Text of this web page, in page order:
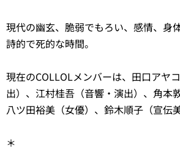
現代の幽玄、脆弱でもろい、感情、身
詩的で死的な時間。
現在のCOLLOLメンバーは、田口アヤ
出）、江村桂吾（音響・演出）、角本
八ツ田裕美（女優）、鈴木順子（宣伝
＊